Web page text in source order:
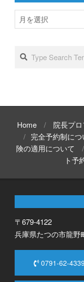
ア
ー
ブSearch
Home 院長プ
完全予約制につ
険の適用について
ト予
〒679-4122
兵庫県たつの市龍野
0791-62-4339